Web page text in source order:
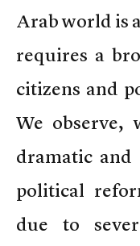
Arab world is
requires a
citizens and
We observe,
dramatic
political
due to